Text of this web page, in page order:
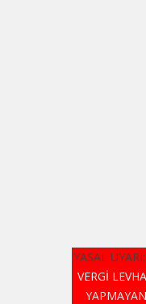
YASAL UYARI:
VERGİ